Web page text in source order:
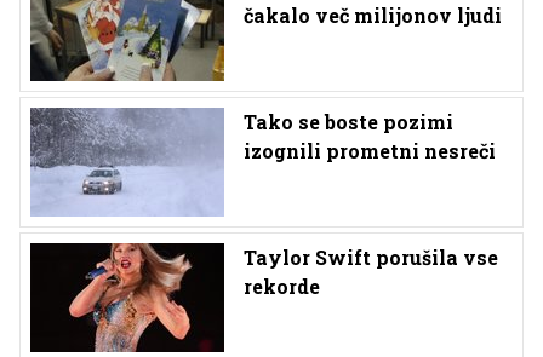
čakalo več milijonov ljudi
Tako se boste pozimi
izognili prometni nesreči
Taylor Swift porušila vse
rekorde